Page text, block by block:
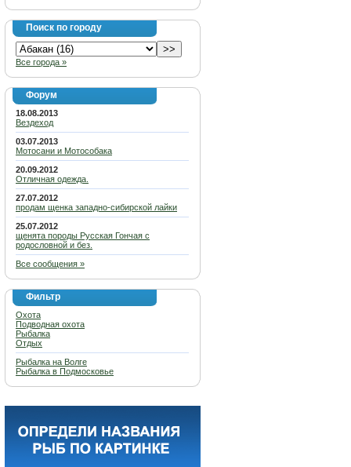
Поиск по городу
Все города »
Форум
18.08.2013
Вездеход
03.07.2013
Мотосани и Мотособака
20.09.2012
Отличная одежда.
27.07.2012
продам щенка западно-сибирской лайки
25.07.2012
щенята породы Русская Гончая с
родословной и без.
Все сообщения »
Фильтр
Охота
Подводная охота
Рыбалка
Отдых
Рыбалка на Волге
Рыбалка в Подмосковье